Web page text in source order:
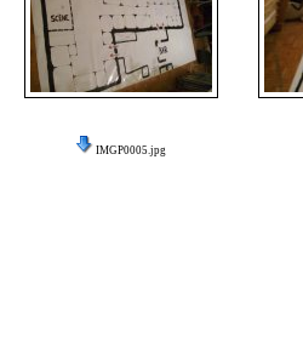
IMGP0005.jpg